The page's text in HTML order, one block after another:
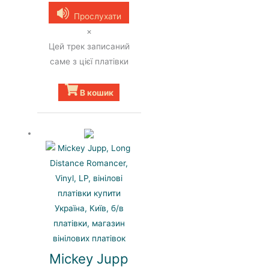
ціна:
630.00 UAH.390.00 UAH.
Прослухати
×
Цей трек записаний
саме з цієї платівки
В кошик
Mickey Jupp